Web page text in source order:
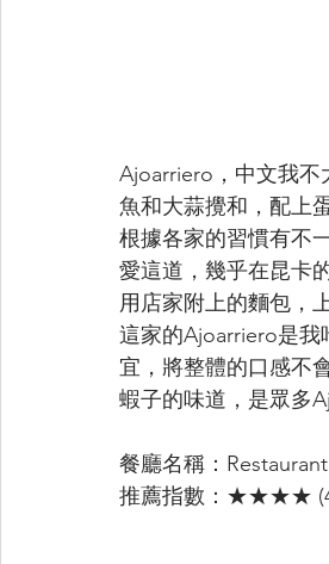
Ajoarriero，中文我不
魚和大蒜攪和，配上
根據各家的習慣有不
愛這道，幾乎在昆卡
用店家附上的麵包，
這家的Ajoarriero是我
宜，將整體的口感不
蝦子的味道，是眾多
餐廳名稱：
推薦指數：★★★★